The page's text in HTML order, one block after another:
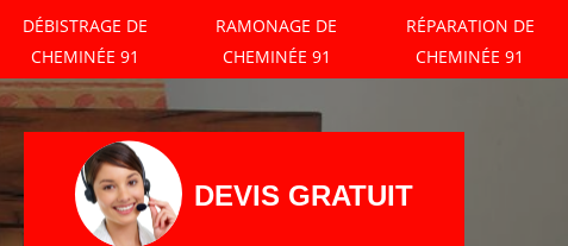
DÉBISTRAGE DE
CHEMINÉE 91
RAMONAGE DE
CHEMINÉE 91
RÉPARATION DE
CHEMINÉE 91
DEVIS GRATUIT